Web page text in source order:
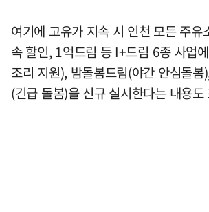
여기에 고유가 지속 시 인천 모든 주
속 할인, 1억드림 등 I+드림 6종 사업
조리 지원), 밤돌봄드림(야간 안심돌봄
(긴급 돌봄)을 신규 실시한다는 내용도